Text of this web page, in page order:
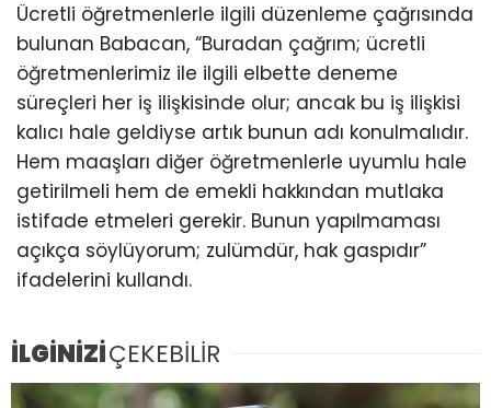
Ücretli öğretmenlerle ilgili düzenleme çağrısında
bulunan Babacan, “Buradan çağrım; ücretli
öğretmenlerimiz ile ilgili elbette deneme
süreçleri her iş ilişkisinde olur; ancak bu iş ilişkisi
kalıcı hale geldiyse artık bunun adı konulmalıdır.
Hem maaşları diğer öğretmenlerle uyumlu hale
getirilmeli hem de emekli hakkından mutlaka
istifade etmeleri gerekir. Bunun yapılmaması
açıkça söylüyorum; zulümdür, hak gaspıdır”
ifadelerini kullandı.
İLGİNİZİÇEKEBİLİR